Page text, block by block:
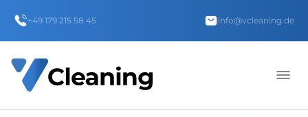
+49 179 215 58 45 info@vcleaning.de